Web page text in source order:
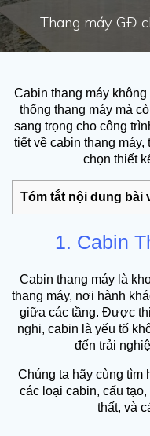
Thang máy GĐ
Cabin thang máy
thống thang máy mà
sang trọng cho công
tiết về cabin thang
chọn thiết
Tóm tắt nội dung bài
1. Cabin
Cabin thang máy là
thang máy, nơi hành
giữa các tầng. Được
nghi, cabin là yếu tố
đến trải
Chúng ta hãy cùng tìm
các loại cabin, cấu
thất, và